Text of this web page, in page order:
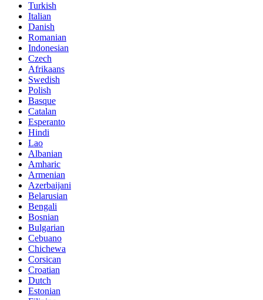
Turkish
Italian
Danish
Romanian
Indonesian
Czech
Afrikaans
Swedish
Polish
Basque
Catalan
Esperanto
Hindi
Lao
Albanian
Amharic
Armenian
Azerbaijani
Belarusian
Bengali
Bosnian
Bulgarian
Cebuano
Chichewa
Corsican
Croatian
Dutch
Estonian